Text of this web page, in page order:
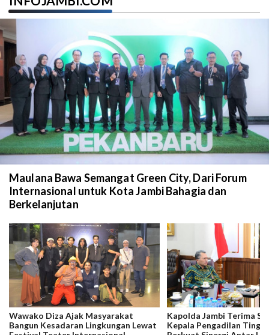
Maulana Bawa Semangat Green City, Dari Forum
Internasional untuk Kota Jambi Bahagia dan
Berkelanjutan
Wawako Diza Ajak Masyarakat
Bangun Kesadaran Lingkungan Lewat
Kapolda Jambi Terima
Kepala Pengadilan Tinggi